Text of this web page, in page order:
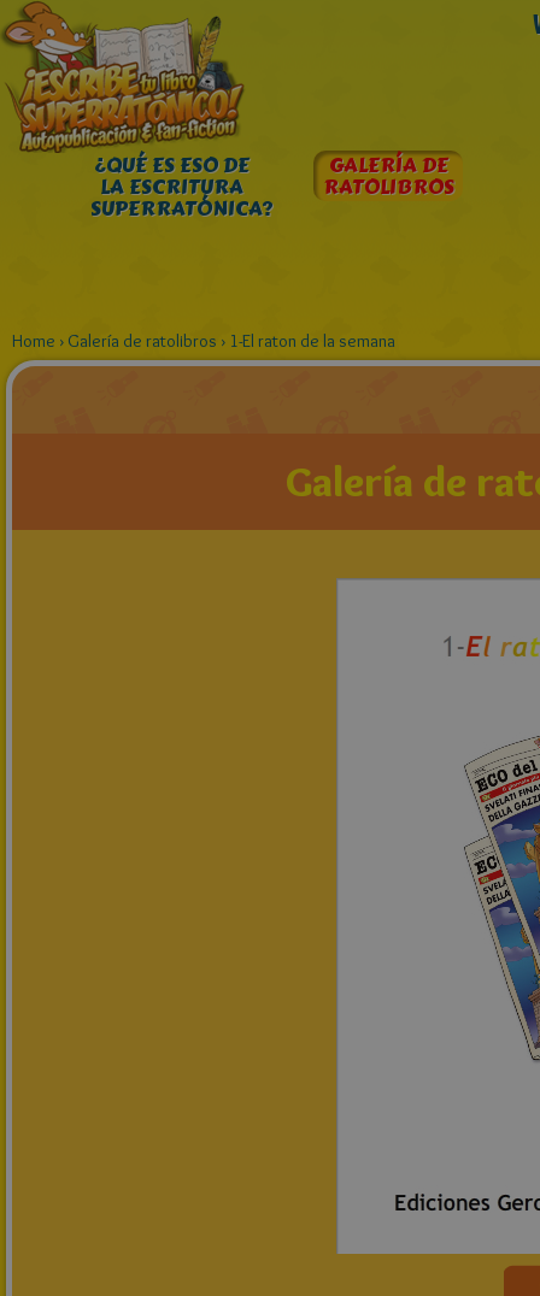
¿QUÉ ES ESO DE
LA ESCRITURA
SUPERRATÓNICA?
GALERÍA DE
RATOLIBROS
Home › Galería de ratolibros › 1-El raton de la semana
Galería de